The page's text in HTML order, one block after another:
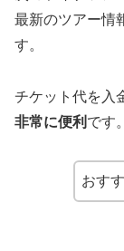
最新のツアー情
す。
チケット代を入
非常に便利 です。
おす